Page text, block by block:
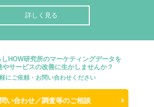
詳しく見る
しHOW研究所のマーケティングデータを
やサービスの改善に生かしませんか？
にご依頼・お問い合わせください
い合わせ／調査等のご相談